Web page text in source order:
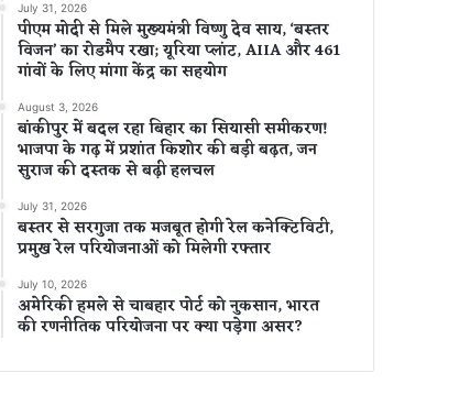
July 31, 2026
पीएम मोदी से मिले मुख्यमंत्री विष्णु देव साय, ‘बस्तर
विजन’ का रोडमैप रखा; यूरिया प्लांट, AIIA और 461
गांवों के लिए मांगा केंद्र का सहयोग
August 3, 2026
बांकीपुर में बदल रहा बिहार का सियासी समीकरण!
भाजपा के गढ़ में प्रशांत किशोर की बड़ी बढ़त, जन
सुराज की दस्तक से बढ़ी हलचल
July 31, 2026
बस्तर से सरगुजा तक मजबूत होगी रेल कनेक्टिविटी,
प्रमुख रेल परियोजनाओं को मिलेगी रफ्तार
July 10, 2026
अमेरिकी हमले से चाबहार पोर्ट को नुकसान, भारत
की रणनीतिक परियोजना पर क्या पड़ेगा असर?